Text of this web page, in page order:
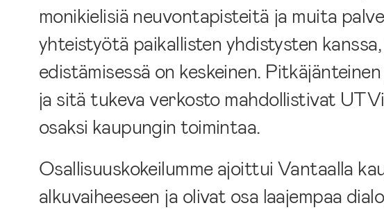
monikielisiä neuvontapisteitä ja muita
yhteistyötä paikallisten yhdistysten
edistämisessä on keskeinen.
ja sitä tukeva verkosto mahdollistivat
osaksi kaupungin toimintaa.
Osallisuuskokeilumme ajoittui Vantaalla
alkuvaiheeseen ja olivat osa laajempaa